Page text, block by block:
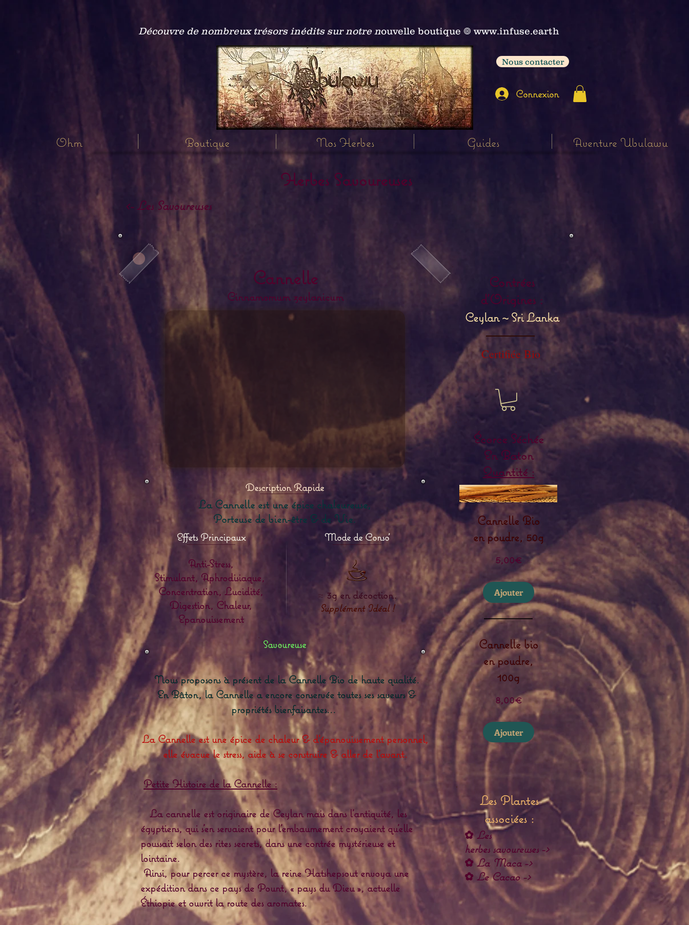
Découvre de nombreux trésors inédits sur notre nouvelle boutique 𖣠 www.infuse.earth
Nous contacter
Connexion
Ohm Boutique Nos Herbes Guides Aventure Ubulawu
Herbes Savoureuses
<- Les Savoureuses
Cannelle
Cinnamomum zeylanicum
Description Rapide
La Cannelle est une épice chaleureuse,
Porteuse de bien-être & de Vie.
Effets Principaux
Anti-Stress,
Stimulant, Aphrodisiaque,
Concentration, Lucidité,
Digestion, Chaleur,
Epanouissement
Mode de Conso'
≈3g en décoction.
Supplément Idéal !
Savoureuse
Nous proposons à présent de la Cannelle Bio de haute qualité.
En Bâton, la Cannelle a encore conservée toutes ses saveurs &
propriétés bienfaisantes...
La Cannelle est une épice de chaleur & d'épanouissement personnel,
elle évacue le stress, aide à se construire & aller de l'avant.
Petite Histoire de la Cannelle :
La cannelle est originaire de Ceylan mais dans l’antiquité, les
égyptiens, qui s’en servaient pour l’embaumement croyaient qu’elle
poussait selon des rites secrets, dans une contrée mystérieuse et
lointaine.
Ainsi, pour percer ce mystère, la reine Hatshepsout envoya une
expédition dans ce pays de Pount, « pays du Dieu », actuelle
Éthiopie et ouvrit la route des aromates.
Contrées
d'Origines :
Ceylan ~ Sri Lanka
Certifiée Bio
Écorce Séchée
En Baton
Quantité :
Cannelle Bio
en poudre, 50g
5,00€Prix
Ajouter
Cannelle bio
en poudre,
100g
8,00€Prix
Ajouter
Les Plantes
associées :
✿ Les
herbes savoureuses ->
✿La Maca ->
✿ Le Cacao ->